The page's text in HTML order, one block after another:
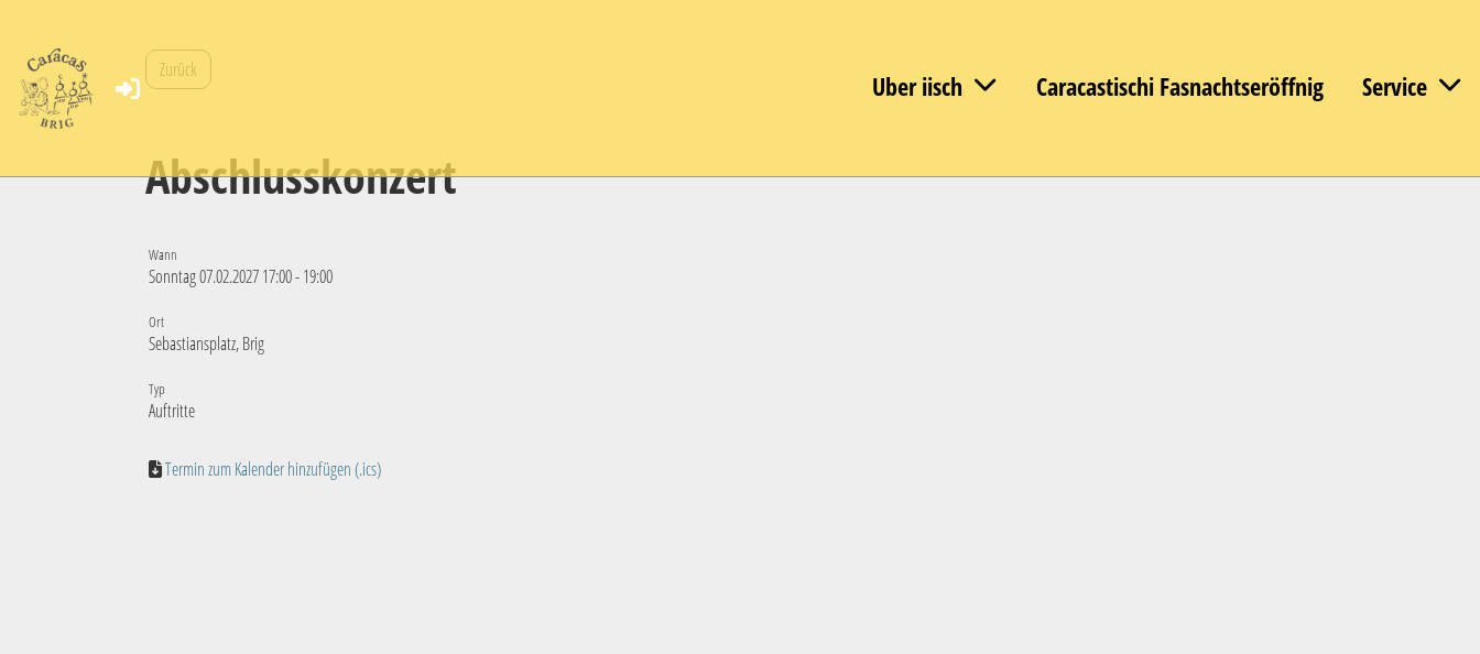
Uber iisch Caracastischi Fasnachtseröffnig Service
Zurück
Abschlusskonzert
Wann
Sonntag 07.02.2027 17:00 - 19:00
Ort
Sebastiansplatz, Brig
Typ
Auftritte
Termin zum Kalender hinzufügen (.ics)